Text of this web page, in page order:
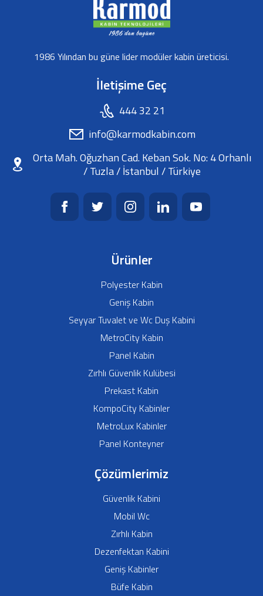
1986 Yılından bu güne lider modüler kabin üreticisi.
İletişime Geç
444 32 21
info@karmodkabin.com
Orta Mah. Oğuzhan Cad. Keban Sok. No: 4 Orhanlı
/ Tuzla / İstanbul / Türkiye
Ürünler
Polyester Kabin
Geniş Kabin
Seyyar Tuvalet ve Wc Duş Kabini
MetroCity Kabin
Panel Kabin
Zırhlı Güvenlik Kulübesi
Prekast Kabin
KompoCity Kabinler
MetroLux Kabinler
Panel Konteyner
Çözümlerimiz
Güvenlik Kabini
Mobil Wc
Zırhlı Kabin
Dezenfektan Kabini
Geniş Kabinler
Büfe Kabin